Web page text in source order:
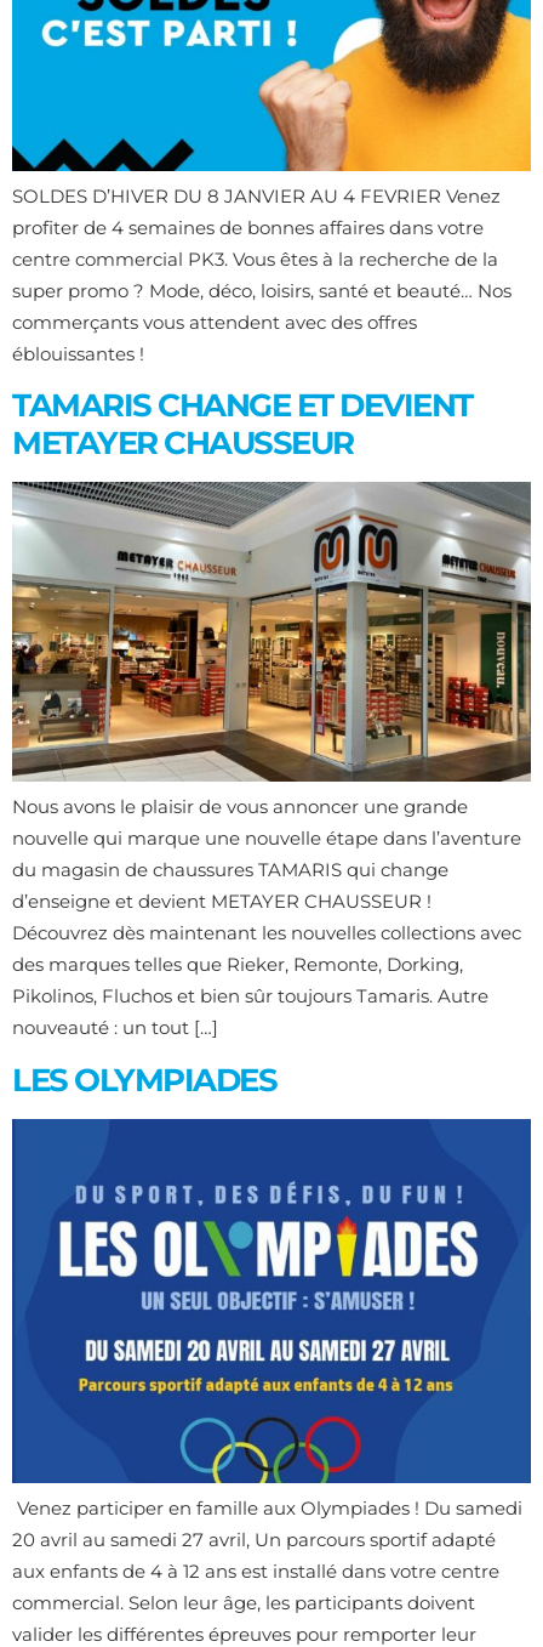
SOLDES D’HIVER DU 8 JANVIER AU 4 FEVRIER Venez
profiter de 4 semaines de bonnes affaires dans votre
centre commercial PK3. Vous êtes à la recherche de la
super promo ? Mode, déco, loisirs, santé et beauté… Nos
commerçants vous attendent avec des offres
éblouissantes !
TAMARIS CHANGE ET DEVIENT
METAYER CHAUSSEUR
Nous avons le plaisir de vous annoncer une grande
nouvelle qui marque une nouvelle étape dans l’aventure
du magasin de chaussures TAMARIS qui change
d’enseigne et devient METAYER CHAUSSEUR !
Découvrez dès maintenant les nouvelles collections avec
des marques telles que Rieker, Remonte, Dorking,
Pikolinos, Fluchos et bien sûr toujours Tamaris. Autre
nouveauté : un tout […]
LES OLYMPIADES
Venez participer en famille aux Olympiades ! Du samedi
20 avril au samedi 27 avril, Un parcours sportif adapté
aux enfants de 4 à 12 ans est installé dans votre centre
commercial. Selon leur âge, les participants doivent
valider les différentes épreuves pour remporter leur